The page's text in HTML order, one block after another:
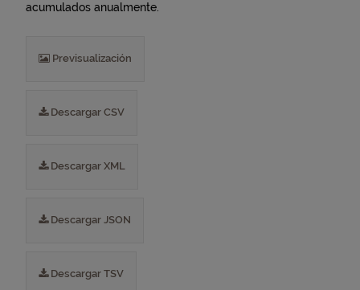
acumulados anualmente.
Previsualización
Descargar CSV
Descargar XML
Descargar JSON
Descargar TSV